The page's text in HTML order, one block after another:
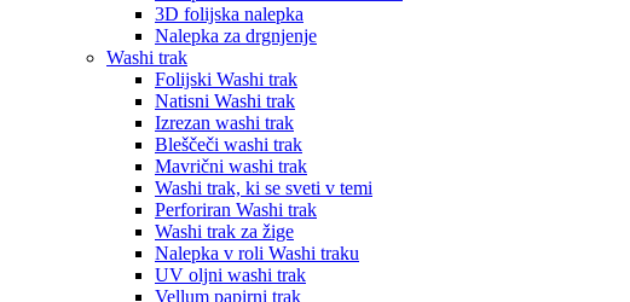
3D folijska nalepka
Nalepka za drgnjenje
Washi trak
Folijski Washi trak
Natisni Washi trak
Izrezan washi trak
Bleščeči washi trak
Mavrični washi trak
Washi trak, ki se sveti v temi
Perforiran Washi trak
Washi trak za žige
Nalepka v roli Washi traku
UV oljni washi trak
Vellum papirni trak